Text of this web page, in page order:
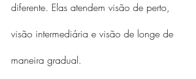
diferente. Elas atendem visão de perto,
visão intermediária e visão de longe de
maneira gradual.